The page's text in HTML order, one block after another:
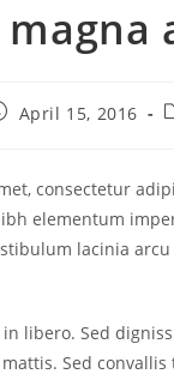
April 15, 2016
consectetur
elementum
lacinia
libero. Sed
Sed